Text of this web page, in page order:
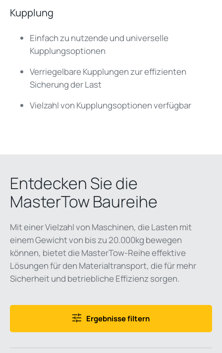
Kupplung
Einfach zu nutzende und universelle
Kupplungsoptionen
Verriegelbare Kupplungen zur effizienten
Sicherung der Last
Vielzahl von Kupplungsoptionen verfügbar
Entdecken Sie die
MasterTow Baureihe
Mit einer Vielzahl von Maschinen, die Lasten mit
einem Gewicht von bis zu 20.000kg bewegen
können, bietet die MasterTow-Reihe effektive
Lösungen für den Materialtransport, die für mehr
Sicherheit und betriebliche Effizienz sorgen.
Ergebnisse filtern